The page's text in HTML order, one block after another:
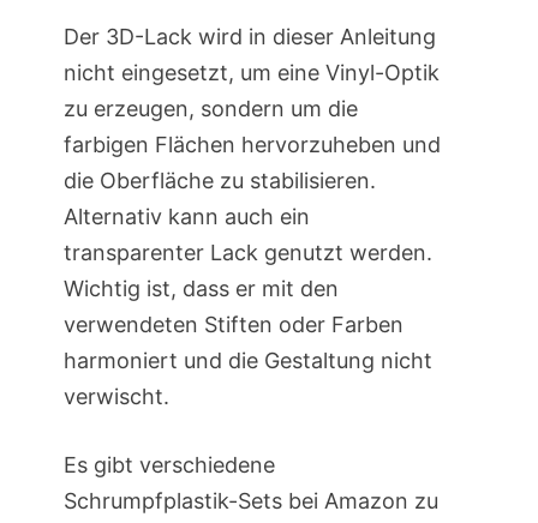
Der 3D-Lack wird in dieser Anleitung
nicht eingesetzt, um eine Vinyl-Optik
zu erzeugen, sondern um die
farbigen Flächen hervorzuheben und
die Oberfläche zu stabilisieren.
Alternativ kann auch ein
transparenter Lack genutzt werden.
Wichtig ist, dass er mit den
verwendeten Stiften oder Farben
harmoniert und die Gestaltung nicht
verwischt.
Es gibt verschiedene
Schrumpfplastik-Sets bei Amazon zu